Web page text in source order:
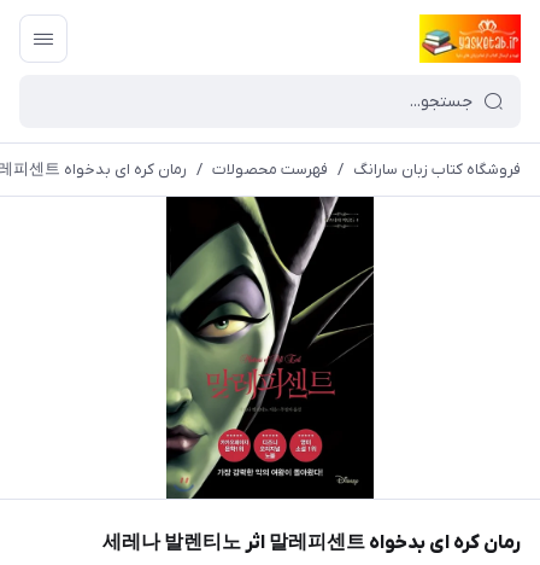
فروشگاه کتاب زبان سارانگ / فهرست محصولات / رمان کره ای بدخواه 말레피센트 اثر 세레나 발렌티노
رمان کره ای بدخواه 말레피센트 اثر 세레나 발렌티노